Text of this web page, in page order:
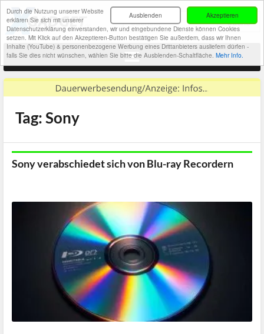
Akzeptieren
Ausblenden
Durch die Nutzung unserer Website
erklären Sie sich mit unserer
Datenschutzerklärung einverstanden, wir und eingebundene Dienste können Cookies
setzen. Mit Klick auf den Akzeptieren-Button bestätigen Sie außerdem, dass wir Ihnen
Inhalte (YouTube) & personenbezogene Werbung eines Drittanbieters ausliefern dürfen -
falls Sie dies nicht wünschen, wählen Sie bitte die Ausblenden-Schaltfläche. Mehr Info.
Tag: Sony
Sony verabschiedet sich von Blu-ray Recordern